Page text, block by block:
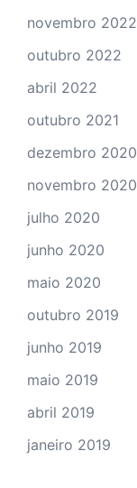
novembro 2022
outubro 2022
abril 2022
outubro 2021
dezembro 2020
novembro 2020
julho 2020
junho 2020
maio 2020
outubro 2019
junho 2019
maio 2019
abril 2019
janeiro 2019